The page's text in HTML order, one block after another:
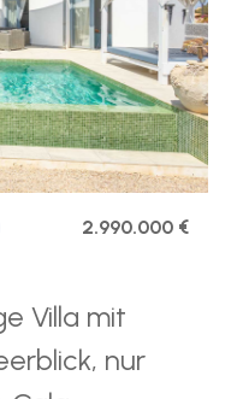
2.990.000 €
Villa mit
nur